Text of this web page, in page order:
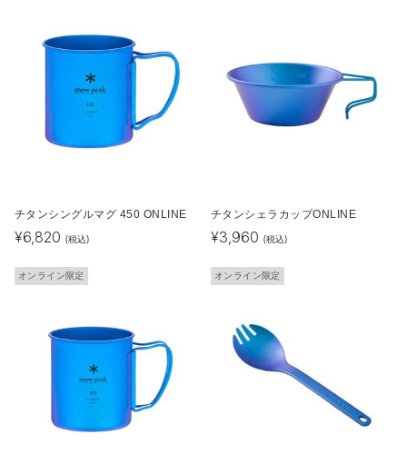
チタンシングルマグ 450 ONLINE
¥6,820 (税込)
チタンシェラカップONLINE
¥3,960 (税込)
オンライン限定 オンライン限定